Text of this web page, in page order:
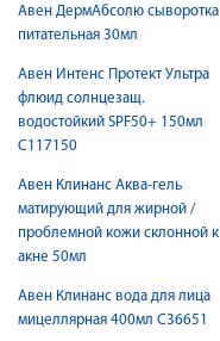
Авен ДермАбсолю сыворотка
питательная 30мл
Авен Интенс Протект Ультра
флюид солнцезащ.
водостойкий SPF50+ 150мл
C117150
Авен Клинанс Аква-гель
матирующий для жирной /
проблемной кожи склонной к
акне 50мл
Авен Клинанс вода для лица
мицеллярная 400мл C36651